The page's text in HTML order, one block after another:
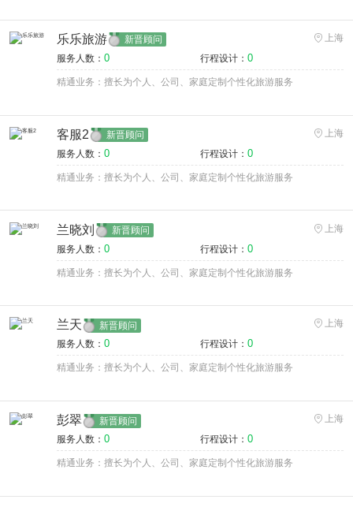
乐乐旅游 新晋顾问
上海
服务人数： 0 行程设计： 0
精通业务：擅长为个人、公司、家庭定制个性化旅游服务
客服2 新晋顾问
上海
服务人数： 0 行程设计： 0
精通业务：擅长为个人、公司、家庭定制个性化旅游服务
兰晓刘 新晋顾问
上海
服务人数： 0 行程设计： 0
精通业务：擅长为个人、公司、家庭定制个性化旅游服务
兰天 新晋顾问
上海
服务人数： 0 行程设计： 0
精通业务：擅长为个人、公司、家庭定制个性化旅游服务
彭翠 新晋顾问
上海
服务人数： 0 行程设计： 0
精通业务：擅长为个人、公司、家庭定制个性化旅游服务